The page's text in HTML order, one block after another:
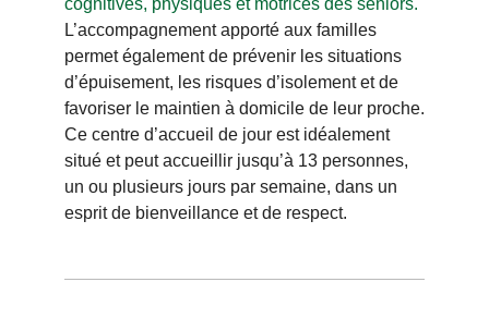
L’accompagnement apporté aux familles
permet également de prévenir les situations
d’épuisement, les risques d’isolement et de
favoriser le maintien à domicile de leur proche.
Ce centre d’accueil de jour est idéalement
situé et peut accueillir jusqu’à 13 personnes,
un ou plusieurs jours par semaine, dans un
esprit de bienveillance et de respect.